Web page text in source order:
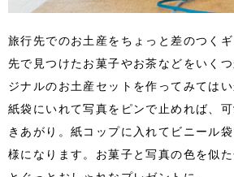
旅行先でのお土産をちょっと差のつく
先で見つけたお菓子やお茶などをいく
ジナルのお土産セットを作ってみては
紙袋にいれて写真をピンで止めれば、
きあがり。紙コップに入れてビニール
様になります。お菓子と写真の色を似